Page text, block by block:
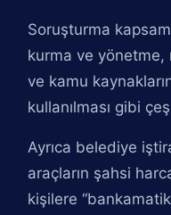
Soruşturma
kurma ve yönetme,
ve kamu
kullanılması gibi
Ayrıca belediye
araçların şahsi
kişilere